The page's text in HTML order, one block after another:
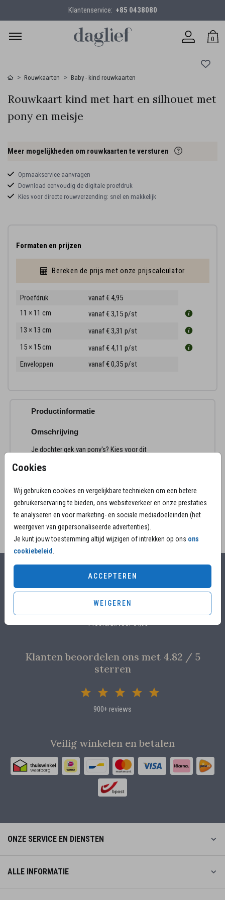
Klantenservice: +85 0438080
0
Cookies
Wij gebruiken cookies en vergelijkbare technieken om een betere
gebruikerservaring te bieden, ons websiteverkeer en onze prestaties
te analyseren en voor marketing- en sociale mediadoeleinden (het
weergeven van gepersonaliseerde advertenties).
Je kunt jouw toestemming altijd wijzigen of intrekken op ons ons
cookiebeleid
ACCEPTEREN
WEIGEREN
Rouwkaarten Baby - kind rouwkaarten
Rouwkaart kind met hart en silhouet met
pony en meisje
Meer mogelijkheden om rouwkaarten te versturen
Opmaakservice aanvragen
Download eenvoudig de digitale proefdruk
Kies voor directe rouwverzending: snel en makkelijk
Formaten en prijzen
Bereken de prijs met onze prijscalculator
Proefdruk
vanaf € 4,95
11 × 11 cm
vanaf € 3,15p/st
13 × 13 cm
vanaf € 3,31 p/st
15 × 15 cm
vanaf € 4,11 p/st
Enveloppen
vanaf € 0,35p/st
Productinformatie
Omschrijving
Je dochter gek van pony's? Kies voor dit
Aanpassingen nodig in het silhouet? Laat het ons
Alles voor jouw moment
Voor 17.00 uur besteld, is vandaag nog in productie
Proefdruk voor €4,95
Klanten beoordelen ons met 4.82 / 5
sterren
900+ reviews
Veilig winkelen en betalen
ONZE SERVICE EN DIENSTEN
ALLE INFORMATIE